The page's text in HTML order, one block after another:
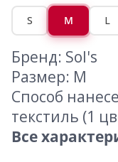
S M L
Бренд: Sol's
Размер: M
Способ
текстиль (1
Все